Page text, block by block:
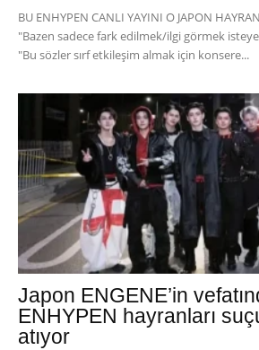
BU ENHYPEN CANLI YAYINI O JAPON
"Bazen sadece fark edilmek/ilgi görmek
"Bu sözler sırf etkileşim almak için konsere...
Japon ENGENE’in
ENHYPEN hayranları
atıyor